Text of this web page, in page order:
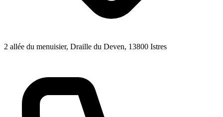
2 allée du menuisier, Draille du Deven, 13800 Istres